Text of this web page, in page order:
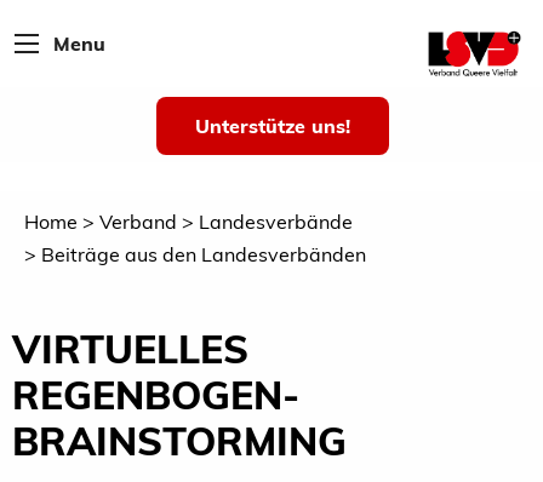
Menu
Unterstütze uns!
Home Verband
Landesverbände
Beiträge aus den Landesverbänden
VIRTUELLES
REGENBOGEN-
BRAINSTORMING